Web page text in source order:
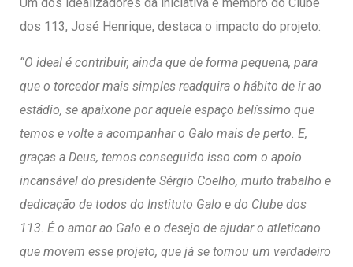
dos 113, José Henrique, destaca o impacto do projeto:
“O ideal é contribuir, ainda que de forma pequena, para
que o torcedor mais simples readquira o hábito de ir ao
estádio, se apaixone por aquele espaço belíssimo que
temos e volte a acompanhar o Galo mais de perto. E,
graças a Deus, temos conseguido isso com o apoio
incansável do presidente Sérgio Coelho, muito trabalho e
dedicação de todos do Instituto Galo e do Clube dos
113. É o amor ao Galo e o desejo de ajudar o atleticano
que movem esse projeto, que já se tornou um verdadeiro